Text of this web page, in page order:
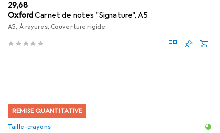
EUR
29,68
OxfordCarnet de notes "Signature", A5
A5, À rayures, Couverture rigide
REMISE QUANTITATIVE
Taille-crayons